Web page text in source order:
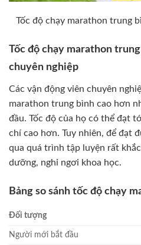
Tốc độ chạy marathon trung
Tốc độ chạy marathon
chuyên nghiệp
Các vận động viên chuyên
marathon trung bình cao hơn
đầu. Tốc độ của họ có thể đạt
chí cao hơn. Tuy nhiên, để đạt
qua quá trình tập luyện rất
dưỡng, nghỉ ngơi khoa học.
Bảng so sánh tốc độ chạy
Đối tượng
Người mới bắt đầu